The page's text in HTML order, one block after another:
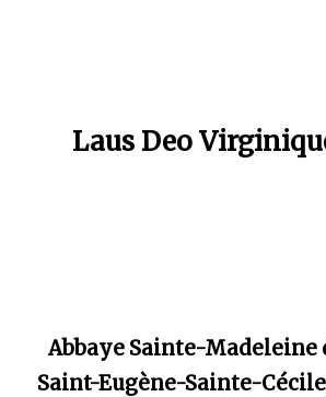
Laus Deo
Abbaye Sainte-Madeleine
Saint-Eugène-Sainte-